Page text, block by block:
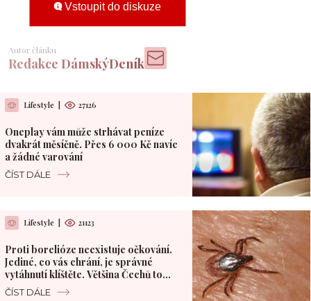
Vstoupit do diskuze
Autor článku
Redakce DámskýDeník
Lifestyle 27126
Oneplay vám může strhávat peníze
dvakrát měsíčně. Přes 6 000 Kč navíc
a žádné varování
ČÍST DÁLE
Lifestyle 21123
Proti borelióze neexistuje očkování.
Jediné, co vás chrání, je správné
vytáhnutí klíštěte. Většina Čechů to
dělá špatně
ČÍST DÁLE